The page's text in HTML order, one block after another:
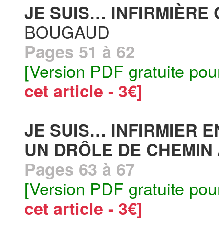
JE SUIS… INFIRMIÈRE
BOUGAUD
Pages 51 à 62
[Version PDF gratuite
cet article - 3€]
JE SUIS… INFIRMIER
UN DRÔLE DE CHEMIN
Pages 63 à 67
[Version PDF gratuite
cet article - 3€]